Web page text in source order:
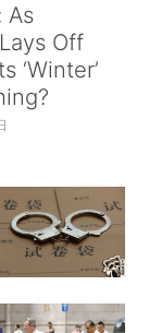
As
Off
‘Winter’